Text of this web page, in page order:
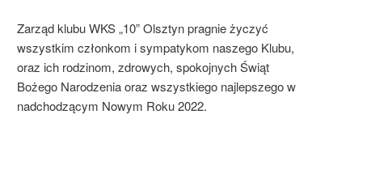
Zarząd klubu WKS „10” Olsztyn pragnie życzyć
wszystkim członkom i sympatykom naszego Klubu,
oraz ich rodzinom, zdrowych, spokojnych Świąt
Bożego Narodzenia oraz wszystkiego najlepszego w
nadchodzącym Nowym Roku 2022.